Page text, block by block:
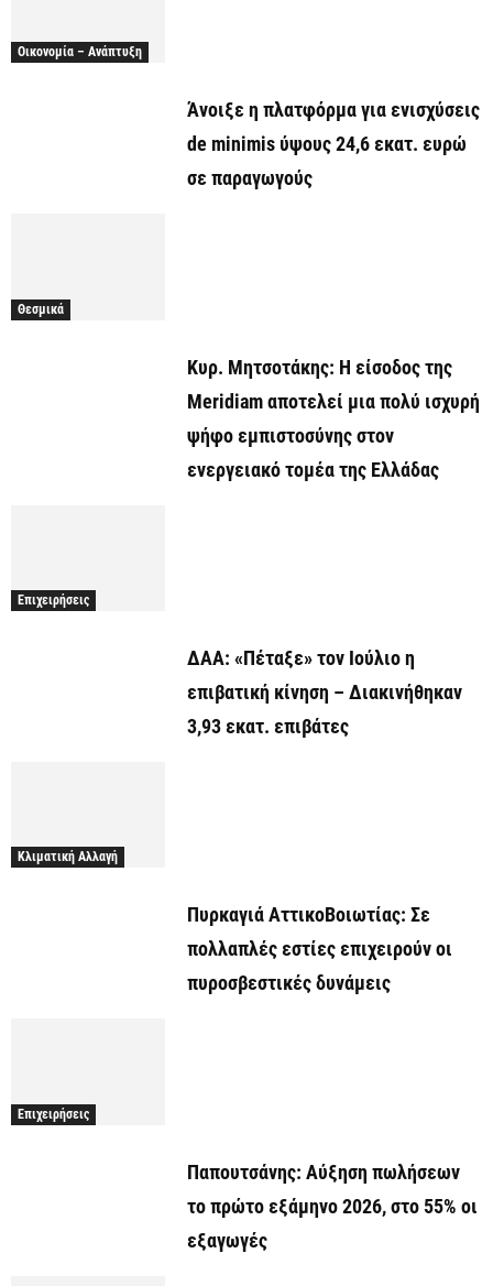
Οικονομία – Ανάπτυξη
Άνοιξε η πλατφόρμα για ενισχύσεις
de minimis ύψους 24,6 εκατ. ευρώ
σε παραγωγούς
Θεσμικά
Κυρ. Μητσοτάκης: Η είσοδος της
Meridiam αποτελεί μια πολύ ισχυρή
ψήφο εμπιστοσύνης στον
ενεργειακό τομέα της Ελλάδας
Επιχειρήσεις
ΔΑΑ: «Πέταξε» τον Ιούλιο η
επιβατική κίνηση – Διακινήθηκαν
3,93 εκατ. επιβάτες
Κλιματική Αλλαγή
Πυρκαγιά ΑττικοΒοιωτίας: Σε
πολλαπλές εστίες επιχειρούν οι
πυροσβεστικές δυνάμεις
Επιχειρήσεις
Παπουτσάνης: Αύξηση πωλήσεων
το πρώτο εξάμηνο 2026, στο 55% οι
εξαγωγές